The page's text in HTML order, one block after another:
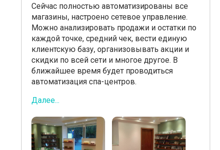
Сейчас полностью автоматизированы все
магазины, настроено сетевое управление.
Можно анализировать продажи и остатки по
каждой точке, средний чек, вести единую
клиентскую базу, организовывать акции и
скидки по всей сети и многое другое. В
ближайшее время будет проводиться
автоматизация спа-центров.
Далее...